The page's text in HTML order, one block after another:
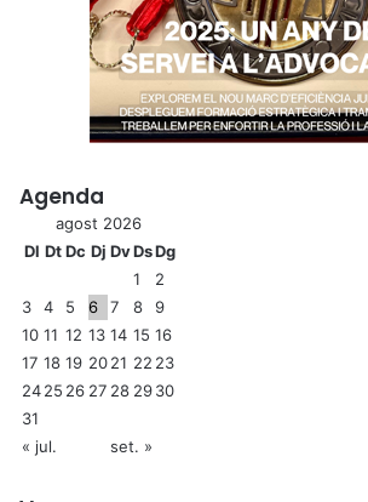
Agenda
agost 2026
Dl DtDc Dj DvDsDg
1
2
3
4 5 6 7 8
9
10 11 12 13 14 15 16
17 18 19 2021 22 23
2425 26 27 28 2930
31
« jul.
set. »